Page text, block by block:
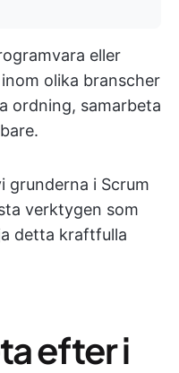
eller
olika branscher
ordning, samarbeta
grunderna i Scrum
verktygen som
detta kraftfulla
efter i